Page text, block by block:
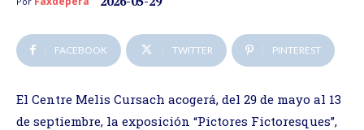
FACEBOOK TWITTER PINTEREST
El Centre Melis Cursach acogerá, del 29 de mayo al 13
de septiembre, la exposición “Pictores Fictoresques”,